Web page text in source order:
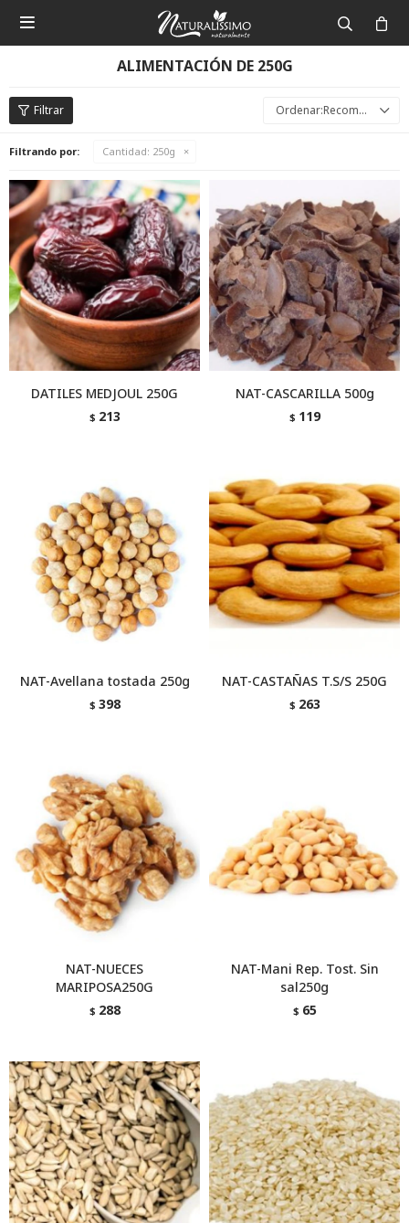

ALIMENTACIÓN DE 250G
Recomendados
Filtrando por: Cantidad: 250g
DATILES MEDJOUL 250G
$ 213
NAT-CASCARILLA 500g
$ 119
NAT-Avellana tostada 250g
$ 398
NAT-CASTAÑAS T.S/S 250G
$ 263
NAT-NUECES
MARIPOSA250G
$ 288
NAT-Mani Rep. Tost. Sin
sal250g
$ 65